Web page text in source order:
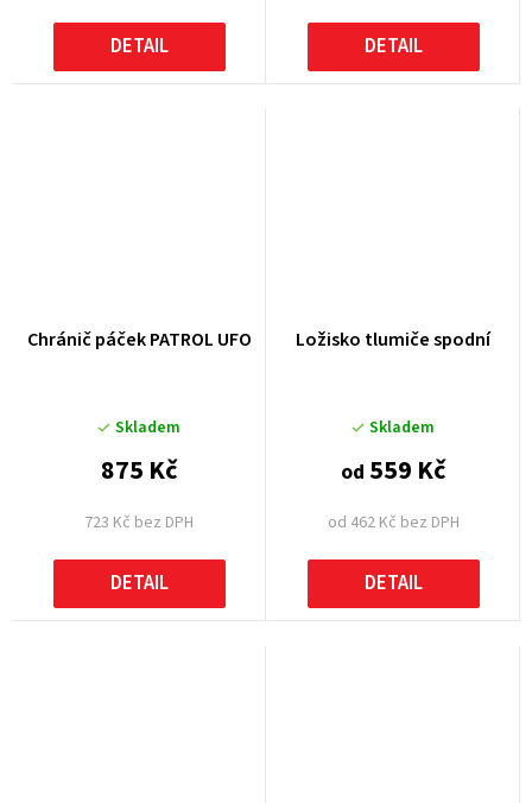
DETAIL DETAIL
Chránič páček PATROL UFO
Skladem
723 Kč bez DPH
875 Kč
DETAIL
Ložisko tlumiče spodní
Skladem
od 462 Kč bez DPH
od 559 Kč
DETAIL